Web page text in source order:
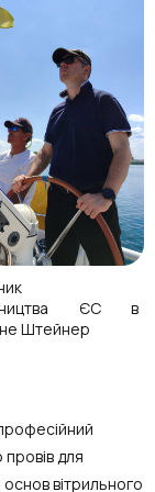
ЄС в
Штейнер
для
вітрильного